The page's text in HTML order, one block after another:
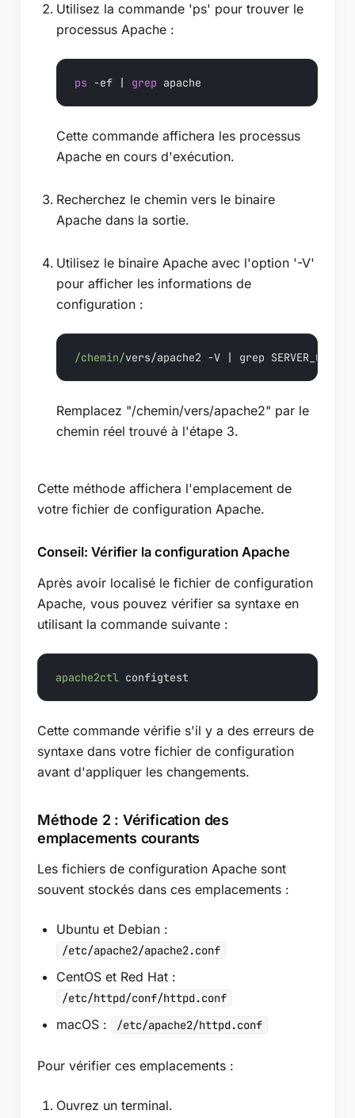
Utilisez la commande 'ps' pour trouver le
processus Apache :
ps -ef | grep apache
Cette commande affichera les processus
Apache en cours d'exécution.
Recherchez le chemin vers le binaire
Apache dans la sortie.
Utilisez le binaire Apache avec l'option '-V'
pour afficher les informations de
configuration :
/chemin/vers/apache2 -V | grep
Remplacez "/chemin/vers/apache2" par le
chemin réel trouvé à l'étape 3.
Cette méthode affichera l'emplacement de
votre fichier de configuration Apache.
Conseil: Vérifier la configuration Apache
Après avoir localisé le fichier de configuration
Apache, vous pouvez vérifier sa syntaxe en
utilisant la commande suivante :
apache2ctl configtest
Cette commande vérifie s'il y a des erreurs de
syntaxe dans votre fichier de configuration
avant d'appliquer les changements.
Méthode 2 : Vérification des
emplacements courants
Les fichiers de configuration Apache sont
souvent stockés dans ces emplacements :
Ubuntu et Debian :
/etc/apache2/apache2.conf
CentOS et Red Hat :
/etc/httpd/conf/httpd.conf
macOS : /etc/apache2/httpd.conf
Pour vérifier ces emplacements :
Ouvrez un terminal.